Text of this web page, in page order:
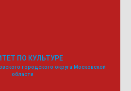
ПО КУЛЬТУРЕ
городского округа Московской
области